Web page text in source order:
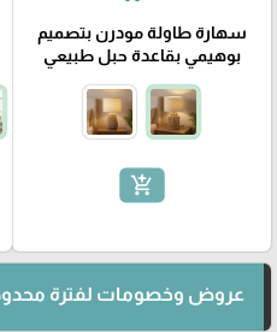
سهارة طاولة مودرن بتصميم
بوهيمي بقاعدة حبل طبيعي
add_shopping_cart
عروض وخصومات لفترة